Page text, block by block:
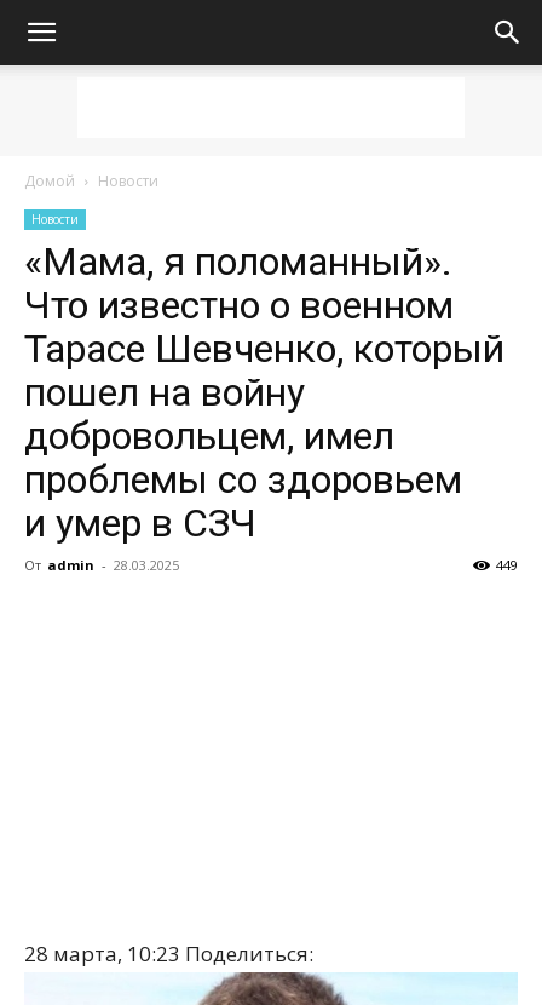
Домой Новости
Новости
«Мама, я поломанный».
Что известно о военном
Тарасе Шевченко, который
пошел на войну
добровольцем, имел
проблемы со здоровьем
и умер в СЗЧ
От admin - 28.03.2025 449
28 марта, 10:23 Поделиться: